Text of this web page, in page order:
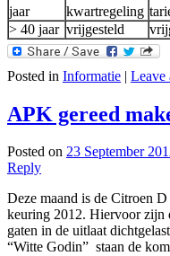
jaar
kwartregeling
> 40 jaar vrijgesteld
Posted in Informatie | Leave
APK gereed
Posted on 23 September
Reply
Deze maand is de Citroen
keuring 2012. Hiervoor zijn
gaten in de uitlaat
“Witte Godin” staan de